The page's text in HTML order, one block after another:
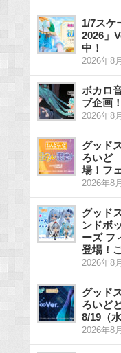
1/7スケ
2026」
中！
2026年8
ボカロ
ブ企画！
2026年8
グッド
ろいど
場！フ
2026年8
グッド
ンドボ
ーズ フ
登場！
2026年8
グッド
ろいど
8/19（
2026年8